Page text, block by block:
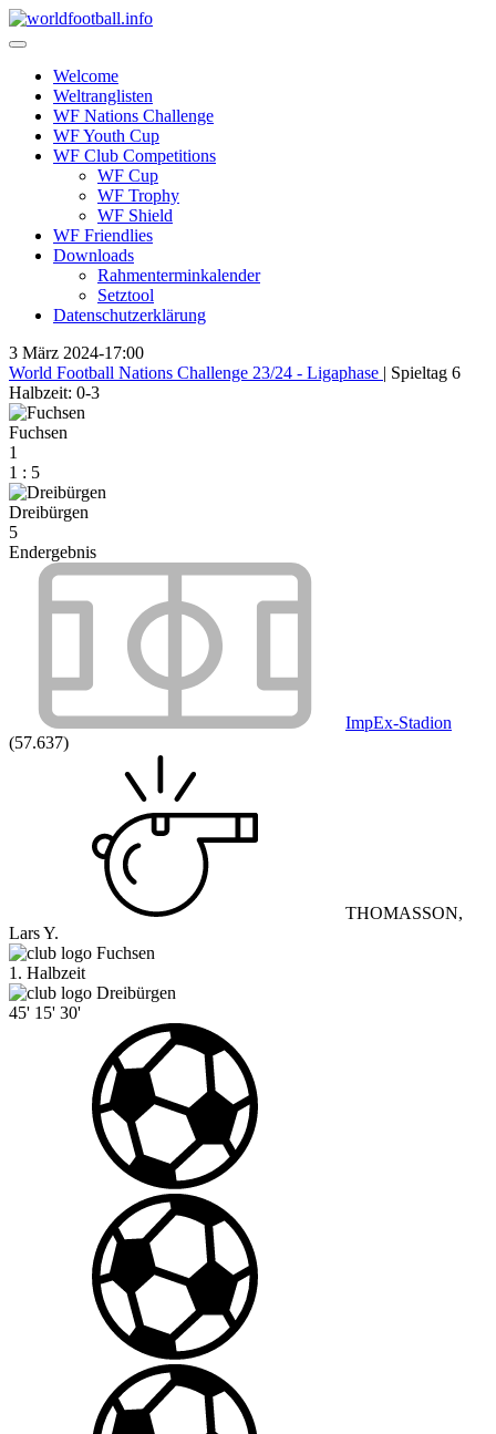
Skip
to
Welcome
Weltranglisten
WF Nations Challenge
WF Youth Cup
WF Club Competitions
WF Cup
WF Trophy
WF Shield
WF Friendlies
Downloads
Rahmenterminkalender
Setztool
Datenschutzerklärung
3 März 2024-17:00
World Football Nations Challenge 23/24 - Ligaphase | Spieltag 6
Halbzeit: 0-3
Fuchsen
1
1 : 5
Dreibürgen
5
Endergebnis
ImpEx-Stadion
(57.637)
THOMASSON,
Lars Y.
Fuchsen
1. Halbzeit
Dreibürgen
45' 15' 30'